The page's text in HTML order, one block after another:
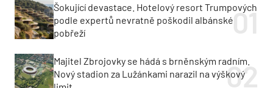
Šokující devastace. Hotelový resort Trumpových
podle expertů nevratně poškodil albánské
pobřeží
Majitel Zbrojovky se hádá s brněnským radním.
Nový stadion za Lužánkami narazil na výškový